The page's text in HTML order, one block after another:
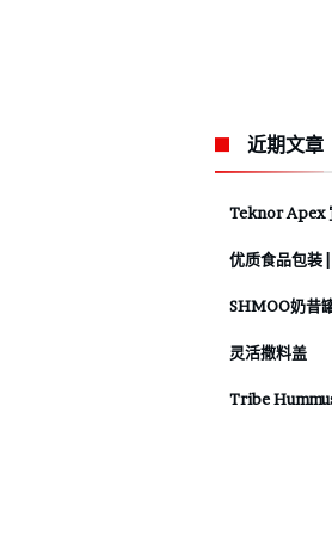
近期文章
Teknor Apex
优质食品包装
SHMOO奶昔
灵活撒料盖
Tribe